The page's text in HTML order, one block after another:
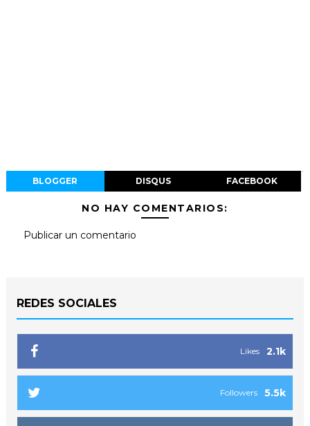
BLOGGER DISQUS FACEBOOK
NO HAY COMENTARIOS:
Publicar un comentario
REDES SOCIALES
2.1k
Likes
5.5k
Followers